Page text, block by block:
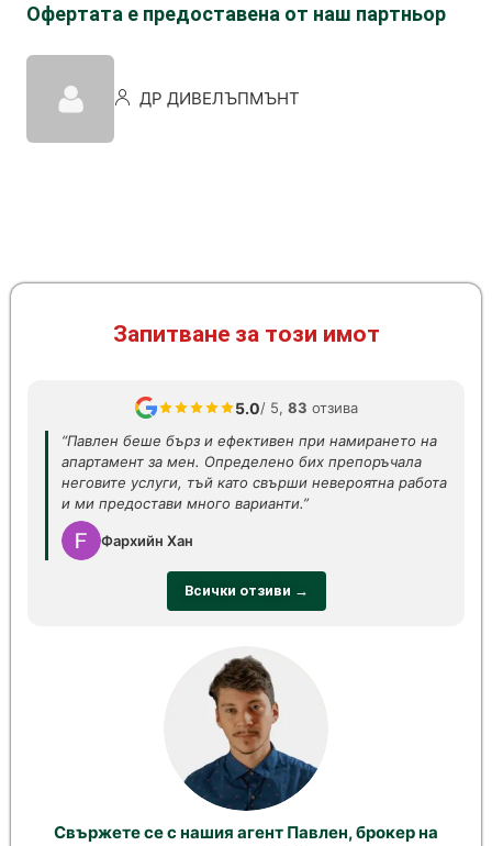
Офертата е предоставена от наш партньор
ДР ДИВЕЛЪПМЪНТ
Запитване за този имот
5.0/ 5, 83 отзива
“Павлен беше бърз и ефективен при намирането на
апартамент за мен. Определено бих препоръчала
неговите услуги, тъй като свърши невероятна работа
и ми предостави много варианти.”
Фархийн Хан
Всички отзиви →
Свържете се с нашия агент Павлен, брокер на